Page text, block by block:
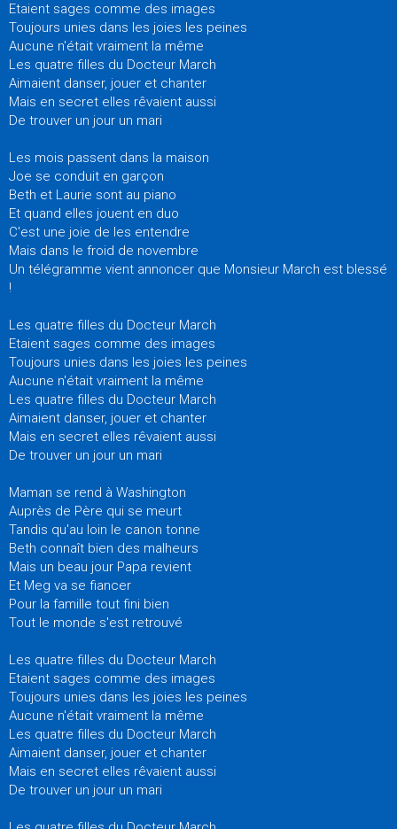
Etaient sages comme des images
Toujours unies dans les joies les peines
Aucune n'était vraiment la même
Les quatre filles du Docteur March
Aimaient danser, jouer et chanter
Mais en secret elles rêvaient aussi
De trouver un jour un mari
Les mois passent dans la maison
Joe se conduit en garçon
Beth et Laurie sont au piano
Et quand elles jouent en duo
C'est une joie de les entendre
Mais dans le froid de novembre
Un télégramme vient annoncer que Monsieur March est blessé
!
Les quatre filles du Docteur March
Etaient sages comme des images
Toujours unies dans les joies les peines
Aucune n'était vraiment la même
Les quatre filles du Docteur March
Aimaient danser, jouer et chanter
Mais en secret elles rêvaient aussi
De trouver un jour un mari
Maman se rend à Washington
Auprès de Père qui se meurt
Tandis qu'au loin le canon tonne
Beth connaît bien des malheurs
Mais un beau jour Papa revient
Et Meg va se fiancer
Pour la famille tout fini bien
Tout le monde s'est retrouvé
Les quatre filles du Docteur March
Etaient sages comme des images
Toujours unies dans les joies les peines
Aucune n'était vraiment la même
Les quatre filles du Docteur March
Aimaient danser, jouer et chanter
Mais en secret elles rêvaient aussi
De trouver un jour un mari